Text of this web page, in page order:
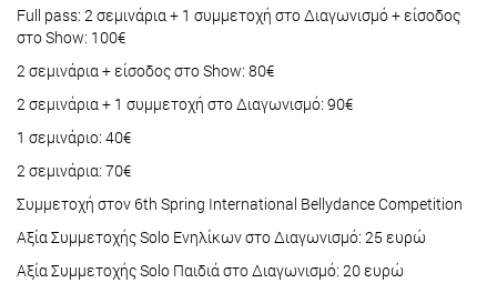
Full pass: 2 σεμινάρια + 1 συμμετοχή στο Διαγωνισμό + είσοδος
στο Show: 100€
2 σεμινάρια + είσοδος στο Show: 80€
2 σεμινάρια + 1 συμμετοχή στο Διαγωνισμό: 90€
1 σεμινάριο: 40€
2 σεμινάρια: 70€
Συμμετοχή στον 6th Spring International Bellydance Competition
Αξία Συμμετοχής Solo Ενηλίκων στο Διαγωνισμό: 25 ευρώ
Αξία Συμμετοχής Solo Παιδιά στο Διαγωνισμό: 20 ευρώ